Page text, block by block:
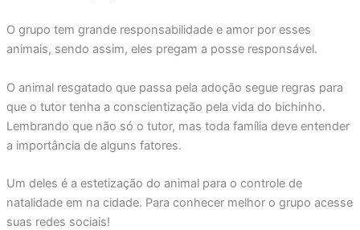
O grupo tem grande responsabilidade e amor por esses
animais, sendo assim, eles pregam a posse responsável.
O animal resgatado que passa pela adoção segue regras para
que o tutor tenha a conscientização pela vida do bichinho.
Lembrando que não só o tutor, mas toda família deve entender
a importância de alguns fatores.
Um deles é a estetização do animal para o controle de
natalidade em na cidade. Para conhecer melhor o grupo acesse
suas redes sociais!